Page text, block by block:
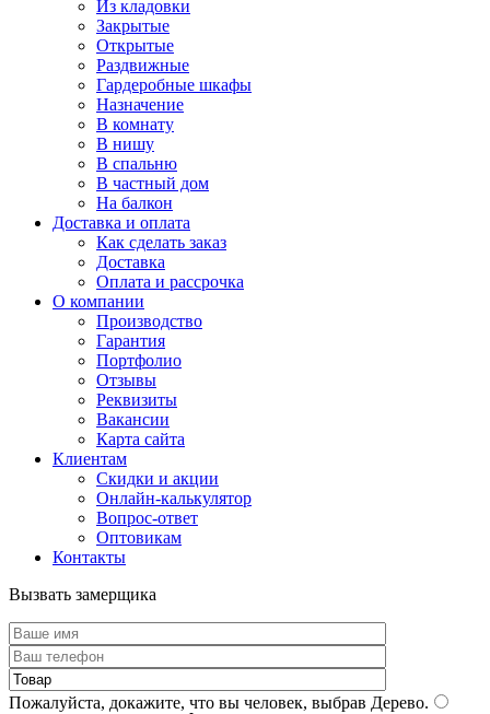
Из кладовки
Закрытые
Открытые
Раздвижные
Гардеробные шкафы
Назначение
В комнату
В нишу
В спальню
В частный дом
На балкон
Доставка и оплата
Как сделать заказ
Доставка
Оплата и рассрочка
О компании
Производство
Гарантия
Портфолио
Отзывы
Реквизиты
Вакансии
Карта сайта
Клиентам
Скидки и акции
Онлайн-калькулятор
Вопрос-ответ
Оптовикам
Контакты
Вызвать замерщика
Пожалуйста, докажите, что вы человек, выбрав Дерево.